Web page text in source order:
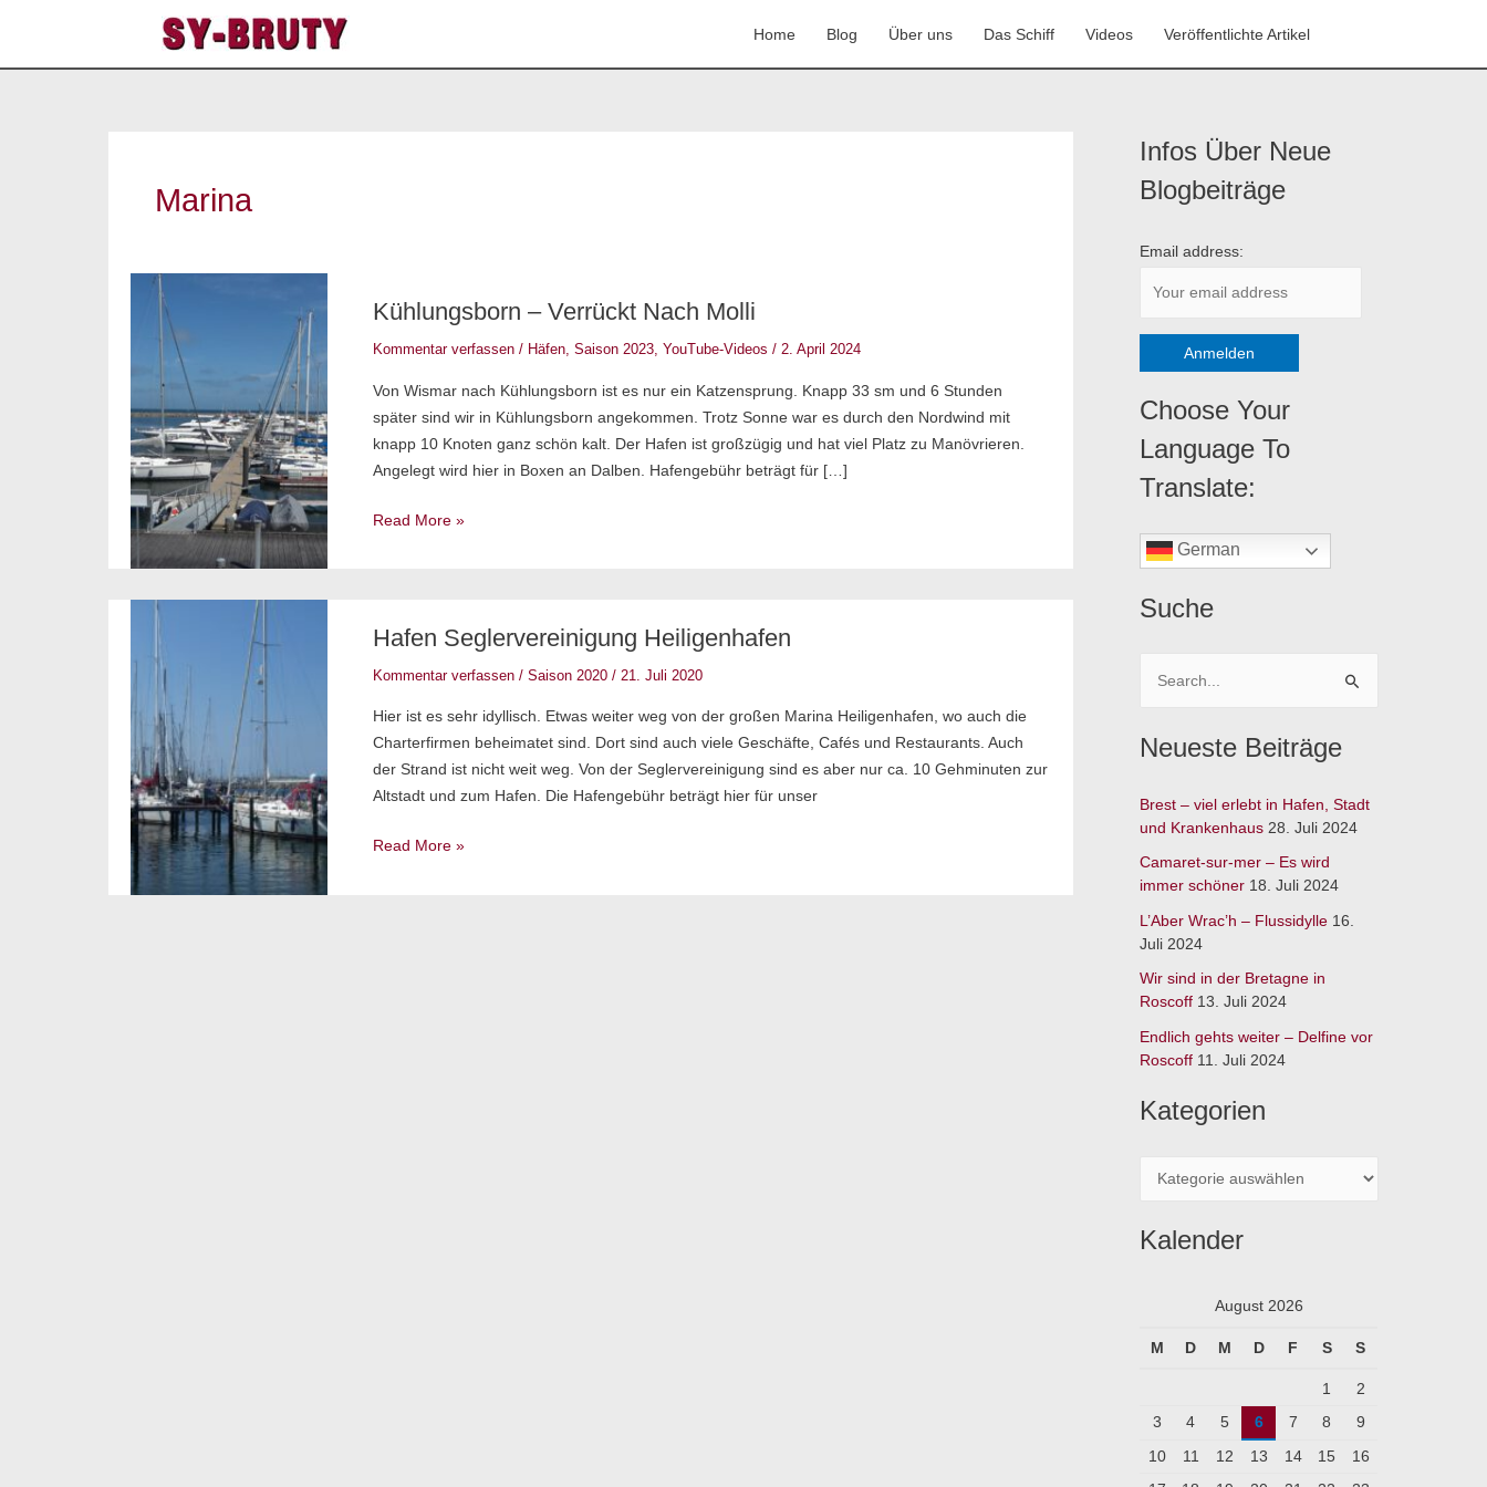
springen
Home Blog Über uns Das Schiff Videos Veröffentlichte Artikel
Marina
Kühlungsborn – Verrückt Nach Molli
Kommentar verfassen / Häfen,Saison 2023,YouTube-Videos /2. April 2024
Von Wismar nach Kühlungsborn ist es nur ein Katzensprung. Knapp 33 sm und 6 Stunden
später sind wir in Kühlungsborn angekommen. Trotz Sonne war es durch den Nordwind mit
knapp 10 Knoten ganz schön kalt. Der Hafen ist großzügig und hat viel Platz zu Manövrieren.
Angelegt wird hier in Boxen an Dalben. Hafengebühr beträgt für […]
–
Molli
Read More »
Hafen Seglervereinigung Heiligenhafen
Kommentar verfassen /Saison 2020 / 21. Juli 2020
Hier ist es sehr idyllisch. Etwas weiter weg von der großen Marina Heiligenhafen, wo auch die
Charterfirmen beheimatet sind. Dort sind auch viele Geschäfte, Cafés und Restaurants. Auch
der Strand ist nicht weit weg. Von der Seglervereinigung sind es aber nur ca. 10 Gehminuten zur
Altstadt und zum Hafen. Die Hafengebühr beträgt hier für unser
Seglervereinigung
Read More »
Infos Über Neue
Blogbeiträge
Email address:
Choose Your
Language To
Translate:
German
Suche
c
e
n
c
:
Neueste Beiträge
Brest – viel erlebt in Hafen, Stadt
und Krankenhaus 28. Juli 2024
Camaret-sur-mer – Es wird
immer schöner 18. Juli 2024
L’Aber Wrac’h – Flussidylle 16.
Juli 2024
Wir sind in der Bretagne in
Roscoff 13. Juli 2024
Endlich gehts weiter – Delfine vor
Roscoff 11. Juli 2024
Kategorien
K
a
r
n
Kalender
August 2026
M D M D F S S
1
2
3
4 5 6 7 8
9
10
11 12 13 14 15
16